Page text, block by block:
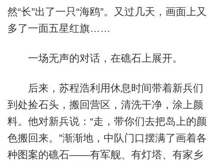
然“长”出了一只“海鸥”。又过几天，画面上又
多了一面五星红旗……
一场无声的对话，在礁石上展开。
后来，苏程浩利用休息时间带着新兵们
到处捡石头，搬回营区，清洗干净，涂上颜
料。他对新兵说：“走，带你们去把岛上的颜
色搬回来。”渐渐地，中队门口摆满了画着各
种图案的礁石——有军舰、有灯塔、有家乡